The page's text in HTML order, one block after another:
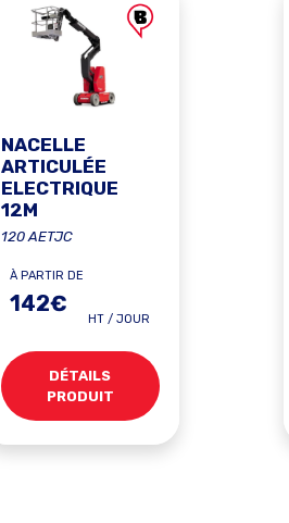
NACELLE
ARTICULÉE
ELECTRIQUE
12M
120 AETJC
À PARTIR DE
142€
HT / JOUR
DÉTAILS
PRODUIT